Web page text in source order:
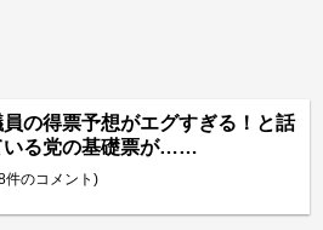
の得票予想がエグすぎる！と話
いる党の基礎票が……
件のコメント)